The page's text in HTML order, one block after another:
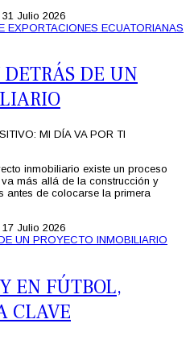
31 Julio 2026
DE UN
MI DÍA VA POR TI
inmobiliario existe un proceso
más allá de la construcción y
antes de colocarse la primera
17 Julio 2026
EN FÚTBOL,
CLAVE